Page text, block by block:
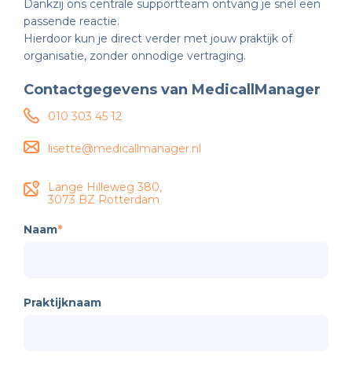
Dankzij ons centrale support­team ontvang je snel een
passende reactie.
Hierdoor kun je direct verder met jouw praktijk of
organisatie, zonder onnodige vertraging.
Contactgegevens van MedicallManager
010 303 45 12
lisette@medicallmanager.nl
Lange Hilleweg 380,
3073 BZ Rotterdam
Naam*
Praktijknaam